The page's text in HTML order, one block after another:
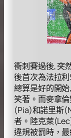
衝刺賽過後, 突
後首次為法拉
總算是好的開
笑著。而麥拿
(Pia)和諾里斯
者。陸克萊
違規被罰時，